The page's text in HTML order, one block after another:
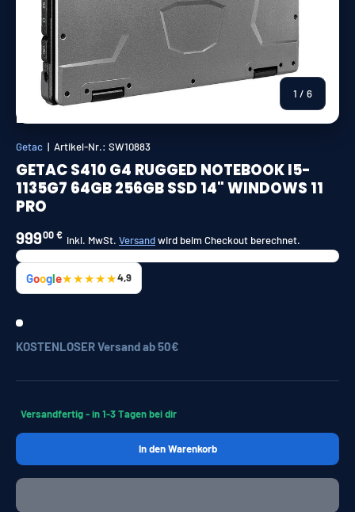
1 / von
6
Getac | Artikel-Nr.: SW10883
GETAC S410 G4 RUGGED NOTEBOOK I5-
1135G7 64GB 256GB SSD 14" WINDOWS 11
PRO
99900 € inkl. MwSt. Versandwird beim Checkout berechnet.
Google★★★★★4,9
KOSTENLOSER Versand ab 50€
Versandfertig - in 1-3 Tagen bei dir
In den Warenkorb